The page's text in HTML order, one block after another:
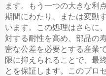
ます。もう一つの大きな利
期間にわたり、または変動
います。この処理はさらに
対する耐性を高め、部品の
密な公差を必要とする産業
限に抑えられることで、最
とを保証します。このプロ